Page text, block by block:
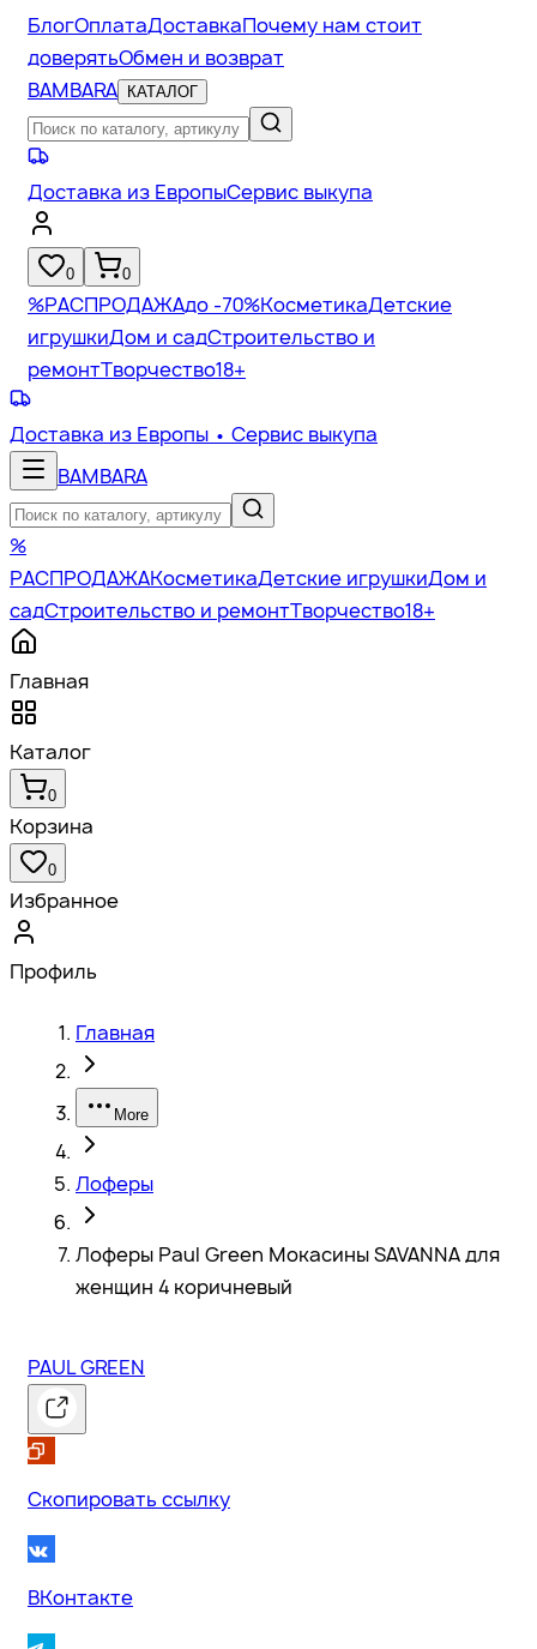
БлогОплатаДоставкаПочему нам стоит
доверятьОбмен и возврат
BAMBARA
КАТАЛОГ
Доставка из ЕвропыСервис выкупа
0 0
%РАСПРОДАЖАдо -70%КосметикаДетские
игрушкиДом и садСтроительство и
ремонтТворчество18+
Доставка из Европы • Сервис выкупа
BAMBARA
%
РАСПРОДАЖАКосметикаДетские игрушкиДом и
садСтроительство и ремонтТворчество18+
Главная
Каталог
0
Корзина
0
Избранное
Профиль
Главная
More
Лоферы
Лоферы Paul Green Мокасины SAVANNA для
женщин 4 коричневый
PAUL GREEN
Скопировать ссылку
ВКонтакте